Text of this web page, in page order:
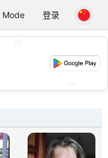
Mode 登录